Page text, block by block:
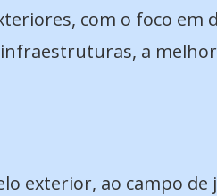
com o foco em
a
exterior, ao campo de